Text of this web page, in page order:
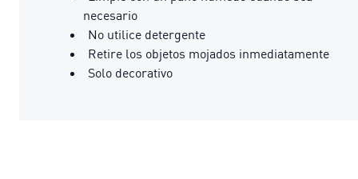
necesario
No utilice detergente
Retire los objetos mojados inmediatamente
Solo decorativo